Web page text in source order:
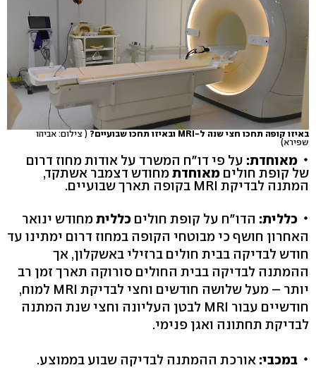
באיזו קופה תחכו חצי שנה ל-MRI ובאיזו תחכו שבועיים?
( צילום: אביהו
שפירא)
מאוחדת: על פי דו"ח המשרד על אודות מחוז דרום
של קופת חולים מאוחדתמחודש דצמבר אשתקד,
המתנה לבדיקת MRI בקופה תארך שבועיים.
כללית: הדו"ח על קופת חולים כלליתמחודש ינואר
האחרון חושף כי מבוטחי הקופה במחוז דרום ימתינו עד
חודש לבדיקה בבית חולים ברזילי באשקלון, אך
ההמתנה לבדיקה בבית החולים סורוקה תארך זמן רב
יותר – מעל שלושה חודשים וחצי לבדיקת MRI למוח,
חודשיים עבור MRI לבטן העליונה וחצי שנת המתנה
לבדיקת תחתונה ואגן פנימי.
במכבי: אורכת ההמתנה לבדיקה שבוע בממוצע.